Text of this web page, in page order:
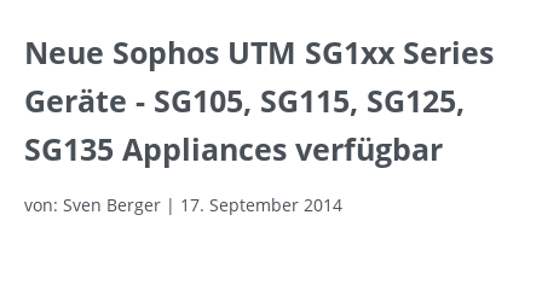
Neue Sophos UTM SG1xx Series
Geräte - SG105, SG115, SG125,
SG135 Appliances verfügbar
von: Sven Berger | 17. September 2014